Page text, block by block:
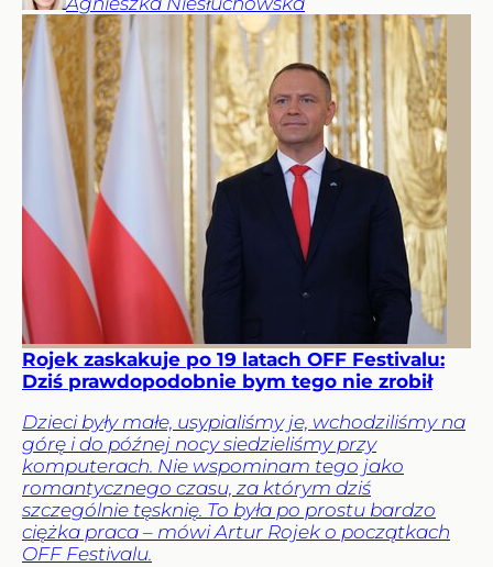
Rojek zaskakuje po 19 latach OFF Festivalu:
Dziś prawdopodobnie bym tego nie zrobił
Dzieci były małe, usypialiśmy je, wchodziliśmy na
górę i do późnej nocy siedzieliśmy przy
komputerach. Nie wspominam tego jako
romantycznego czasu, za którym dziś
szczególnie tęsknię. To była po prostu bardzo
ciężka praca – mówi Artur Rojek o początkach
OFF Festivalu.